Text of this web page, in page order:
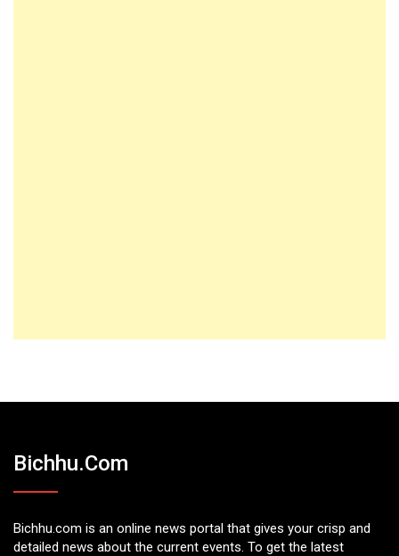
Bichhu.com
Bichhu.com is an online news portal that gives your crisp and
detailed news about the current events. To get the latest